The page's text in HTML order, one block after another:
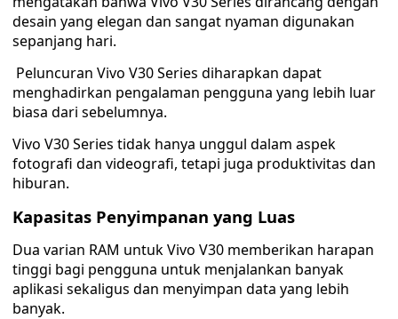
desain yang elegan dan sangat nyaman digunakan
sepanjang hari.
Peluncuran Vivo V30 Series diharapkan dapat
menghadirkan pengalaman pengguna yang lebih luar
biasa dari sebelumnya.
Vivo V30 Series tidak hanya unggul dalam aspek
fotografi dan videografi, tetapi juga produktivitas dan
hiburan.
Kapasitas Penyimpanan yang Luas
Dua varian RAM untuk Vivo V30 memberikan harapan
tinggi bagi pengguna untuk menjalankan banyak
aplikasi sekaligus dan menyimpan data yang lebih
banyak.